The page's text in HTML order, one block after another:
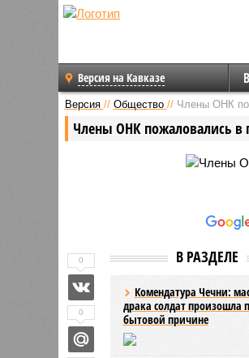
Версия на Кавказе
Версия // Общество // Члены ОНК
Члены ОНК пожаловались в
В РАЗДЕЛЕ
Комендатура Чечни:
драка солдат произошла
бытовой причине
0
0